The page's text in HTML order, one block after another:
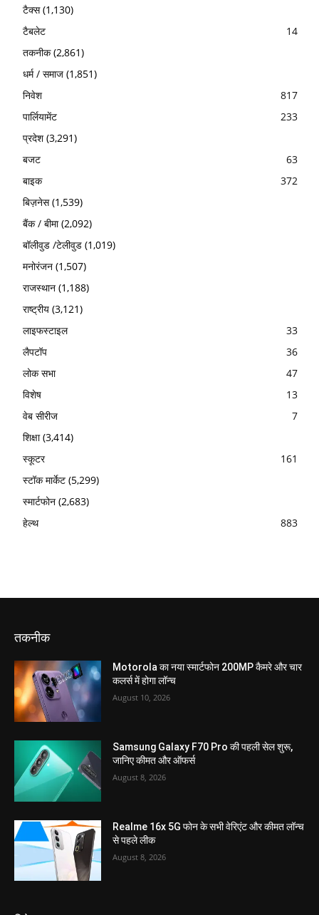
टैक्स(1,130)
टैबलेट
14
तकनीक(2,861)
धर्म / समाज (1,851)
निवेश
817
पार्लियामेंट
233
प्रदेश(3,291)
बजट
63
बाइक
372
बिज़नेस(1,539)
बैंक / बीमा(2,092)
बॉलीवुड /टेलीवुड (1,019)
मनोरंजन (1,507)
राजस्थान (1,188)
राष्ट्रीय (3,121)
लाइफस्टाइल
33
लैपटॉप
36
लोक सभा
47
विशेष
13
वेब सीरीज
7
शिक्षा(3,414)
स्कूटर
161
स्टॉक मार्केट (5,299)
स्मार्टफोन (2,683)
हेल्थ
883
तकनीक
Motorola का नया स्मार्टफोन 200MP कैमरे और चार
कलर्स में होगा लॉन्च
August 10, 2026
Samsung Galaxy F70 Pro की पहली सेल शुरू,
जानिए कीमत और ऑफर्स
August 8, 2026
Realme 16x 5G फोन के सभी वेरिएंट और कीमत लॉन्च
से पहले लीक
August 8, 2026